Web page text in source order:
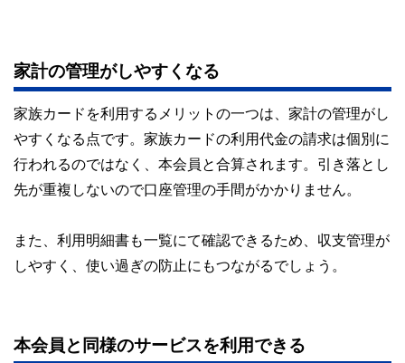
家計の管理がしやすくなる
家族カードを利用するメリットの一つは、家計の管理がし
やすくなる点です。家族カードの利用代金の請求は個別に
行われるのではなく、本会員と合算されます。引き落とし
先が重複しないので口座管理の手間がかかりません。
また、利用明細書も一覧にて確認できるため、収支管理が
しやすく、使い過ぎの防止にもつながるでしょう。
本会員と同様のサービスを利用できる